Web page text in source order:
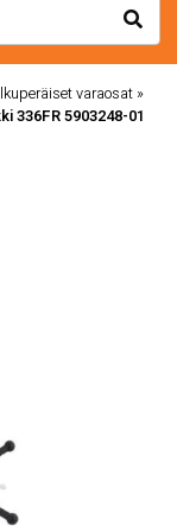
varaosat »
336FR 5903248-01